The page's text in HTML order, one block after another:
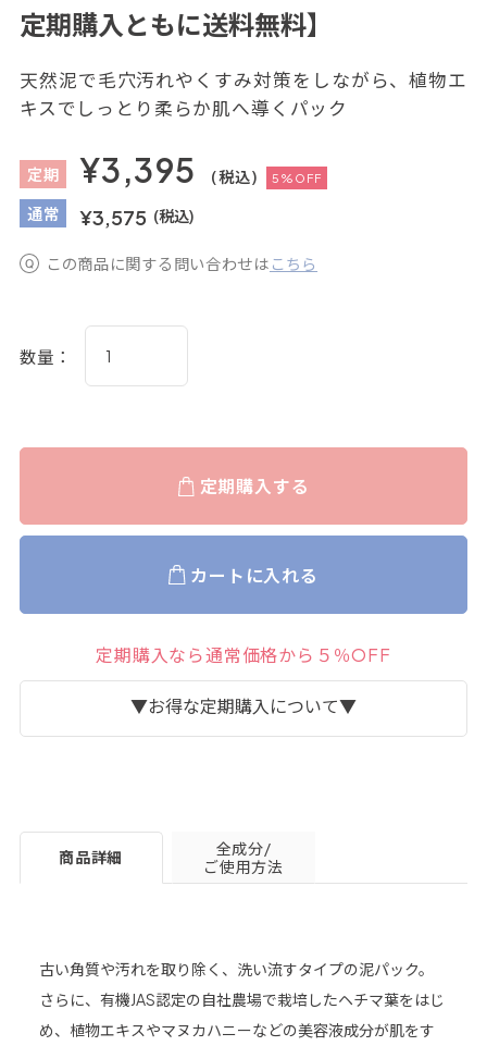
定期購入ともに送料無料】
天然泥で毛穴汚れやくすみ対策をしながら、植物エ
キスでしっとり柔らか肌へ導くパック
定期 ¥3,395 (税込) 5%OFF
通常 ¥3,575 (税込)
この商品に関する問い合わせは こちら
数量：
定期購入する
カートに入れる
定期購入なら通常価格から５％OFF
▼お得な定期購入について▼
詳細はこちら＞
商品詳細
全成分/
ご使用方法
古い角質や汚れを取り除く、洗い流すタイプの泥パック。
さらに、有機JAS認定の自社農場で栽培したヘチマ葉をはじ
め、植物エキスやマヌカハニーなどの美容液成分が肌をす